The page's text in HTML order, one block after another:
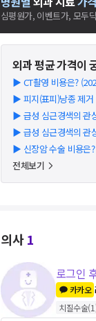
심평원가, 이벤트가, 모두
외과평균 가격이
▶ CT촬영 비용은?
▶ 피지(표피)낭종 제
▶ 급성 심근경색의 관
▶ 급성 심근경색의 관
▶ 신장암 수술 비용은
전체보기
의사1
로그인
카카오
치질수술(1